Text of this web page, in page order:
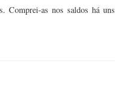
Comprei-as nos saldos há uns